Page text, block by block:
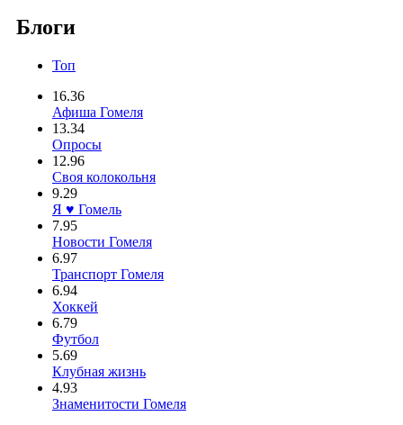
Блоги
Топ
16.36
Афиша Гомеля
13.34
Опросы
12.96
Своя колокольня
9.29
Я ♥ Гомель
7.95
Новости Гомеля
6.97
Транспорт Гомеля
6.94
Хоккей
6.79
Футбол
5.69
Клубная жизнь
4.93
Знаменитости Гомеля